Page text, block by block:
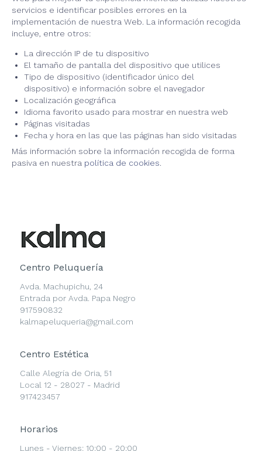
servicios e identificar posibles errores en la
implementación de nuestra Web. La información recogida
incluye, entre otros:
La dirección IP de tu dispositivo
El tamaño de pantalla del dispositivo que utilices
Tipo de dispositivo (identificador único del
dispositivo) e información sobre el navegador
Localización geográfica
Idioma favorito usado para mostrar en nuestra web
Páginas visitadas
Fecha y hora en las que las páginas han sido visitadas
Más información sobre la información recogida de forma
pasiva en nuestra política de cookies.
Centro Peluquería
Avda. Machupichu, 24
Entrada por Avda. Papa Negro
917590832
kalmapeluqueria@gmail.com
Centro Estética
Calle Alegría de Oria, 51
Local 12 - 28027 - Madrid
917423457
Horarios
Lunes - Viernes: 10:00 - 20:00